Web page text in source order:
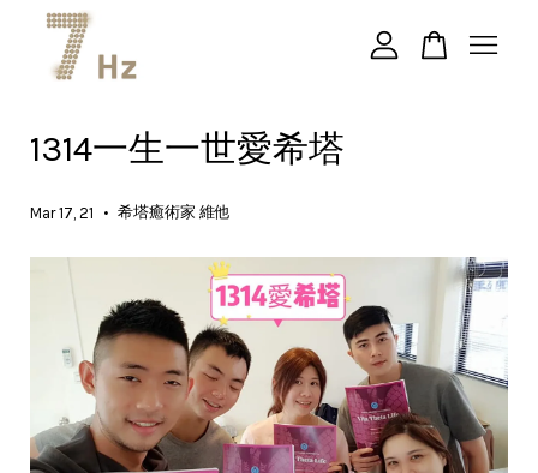
1314一生一世愛希塔
Mar 17, 21 • 希塔癒術家 維他
您的購物車目前還是空的。